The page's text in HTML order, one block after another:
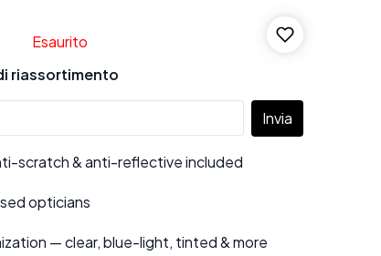
Esaurito
riassortimento
Invia
scratch & anti-reflective included
opticians
— clear, blue-light, tinted & more